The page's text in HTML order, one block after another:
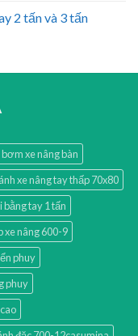
2 tấn và 3 tấn
bơm xe nâng bàn
xe nâng tay thấp 70x80
tay 1 tấn
xe nâng 600-9
phuy
phuy